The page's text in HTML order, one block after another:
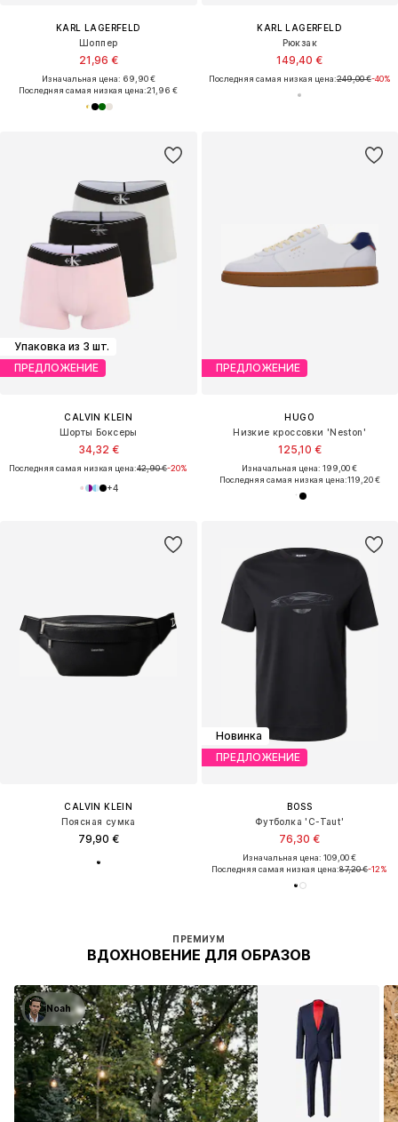
KARL LAGERFELD
Шоппер
21,96 €
Изначальная цена: 69,90 €
Последняя самая низкая цена:21,96 €
KARL LAGERFELD
Рюкзак
149,40 €
Последняя самая низкая цена:249,00 €-40%
Упаковка из 3 шт.
ПРЕДЛОЖЕНИЕ
CALVIN KLEIN
Шорты Боксеры
34,32 €
Последняя самая низкая цена:42,90 €-20%
+4
ПРЕДЛОЖЕНИЕ
HUGO
Низкие кроссовки 'Neston'
125,10 €
Изначальная цена: 199,00 €
Последняя самая низкая цена:119,20 €
CALVIN KLEIN
Поясная сумка
79,90 €
Новинка
ПРЕДЛОЖЕНИЕ
BOSS
Футболка 'C-Taut'
76,30 €
Изначальная цена: 109,00 €
Последняя самая низкая цена:87,20 €-12%
ПРЕМИУМ
ВДОХНОВЕНИЕ ДЛЯ ОБРАЗОВ
Noah